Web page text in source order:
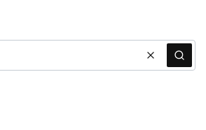
WyczyśćSzukaj